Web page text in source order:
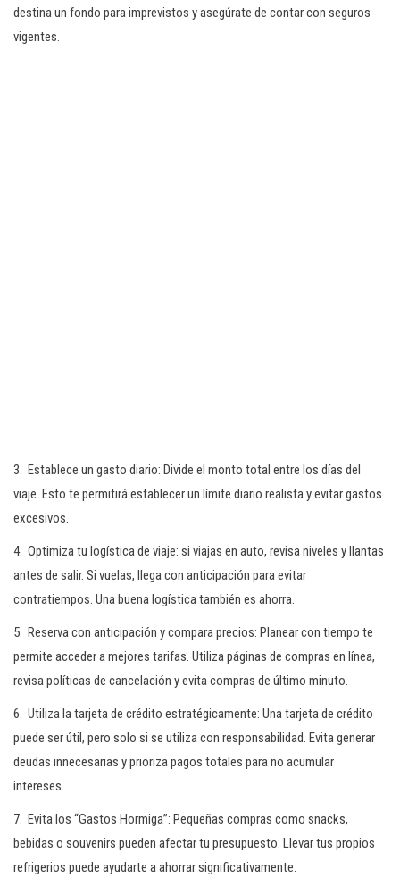
destina un fondo para imprevistos y asegúrate de contar con seguros
vigentes.
3. Establece un gasto diario: Divide el monto total entre los días del
viaje. Esto te permitirá establecer un límite diario realista y evitar gastos
excesivos.
4. Optimiza tu logística de viaje: si viajas en auto, revisa niveles y llantas
antes de salir. Si vuelas, llega con anticipación para evitar
contratiempos. Una buena logística también es ahorra.
5. Reserva con anticipación y compara precios: Planear con tiempo te
permite acceder a mejores tarifas. Utiliza páginas de compras en línea,
revisa políticas de cancelación y evita compras de último minuto.
6. Utiliza la tarjeta de crédito estratégicamente: Una tarjeta de crédito
puede ser útil, pero solo si se utiliza con responsabilidad. Evita generar
deudas innecesarias y prioriza pagos totales para no acumular
intereses.
7. Evita los “Gastos Hormiga”: Pequeñas compras como snacks,
bebidas o souvenirs pueden afectar tu presupuesto. Llevar tus propios
refrigerios puede ayudarte a ahorrar significativamente.